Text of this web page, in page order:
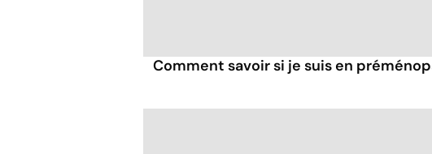
Comment savoir si je suis en